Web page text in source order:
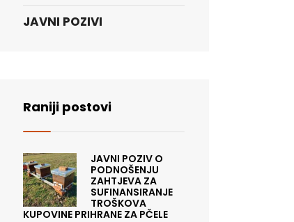
JAVNI POZIVI
Raniji postovi
JAVNI POZIV O
PODNOŠENJU
ZAHTJEVA ZA
SUFINANSIRANJE
TROŠKOVA
KUPOVINE PRIHRANE ZA PČELE